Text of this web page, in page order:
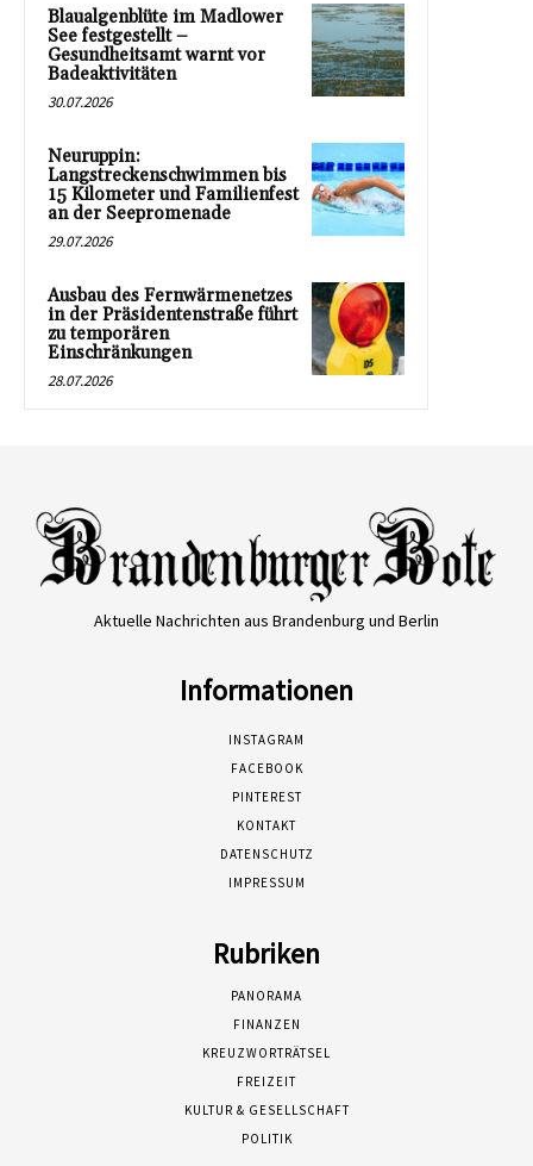
Blaualgenblüte im Madlower
See festgestellt –
Gesundheitsamt warnt vor
Badeaktivitäten
30.07.2026
Neuruppin:
Langstreckenschwimmen bis
15 Kilometer und Familienfest
an der Seepromenade
29.07.2026
Ausbau des Fernwärmenetzes
in der Präsidentenstraße führt
zu temporären
Einschränkungen
28.07.2026
Aktuelle Nachrichten aus Brandenburg und Berlin
Informationen
INSTAGRAM
FACEBOOK
PINTEREST
KONTAKT
DATENSCHUTZ
IMPRESSUM
Rubriken
PANORAMA
FINANZEN
KREUZWORTRÄTSEL
FREIZEIT
KULTUR & GESELLSCHAFT
POLITIK